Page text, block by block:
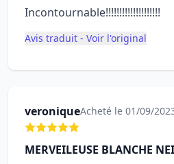
Incontournable!!!!!!!!!!!!!!!!!!!!
Avis traduit - Voir l'original
veroniqueAcheté le 01/09/
MERVEILEUSE BLANCHE